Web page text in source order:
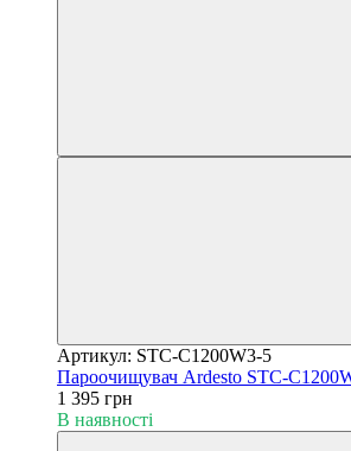
Артикул: STC-C1200W3-5
Пароочищувач Ardesto STC-
1 395 грн
В наявності